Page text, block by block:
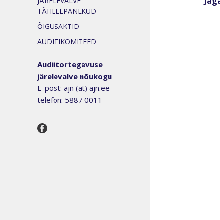
TÄHELEPANEKUD
ÕIGUSAKTID
AUDITIKOMITEED
Audiitortegevuse
järelevalve nõukogu
E-post: ajn (at) ajn.ee
telefon: 5887 0011